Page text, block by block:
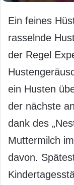
Ein feines
rasselnde
der Regel
ein Husten
der nächste
dank des
Muttermilch
davon.